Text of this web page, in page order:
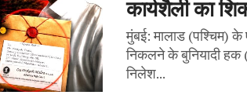
कार्यशैली का
मुंबई: मालाड (पश्चिम)
निकलने के बुनियादी हक
निलेश...